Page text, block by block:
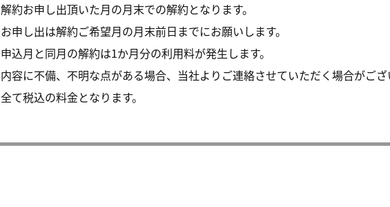
解約お申し出頂いた月の月末での解約となります。
お申し出は解約ご希望月の月末前日までにお願いします。
申込月と同月の解約は1か月分の利用料が発生します。
内容に不備、不明な点がある場合、当社よりご連絡させていただく場合がござ
全て税込の料金となります。